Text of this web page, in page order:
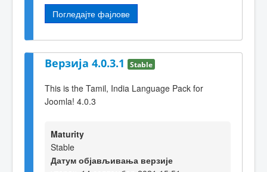
Погледајте фајлове
Верзија 4.0.3.1 Stable
This is the Tamil, India Language Pack for
Joomla! 4.0.3
Maturity
Stable
Датум објављивања верзије